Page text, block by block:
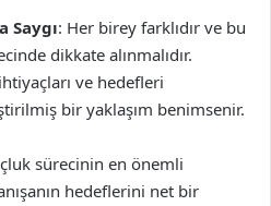
Saygı: Her birey farklıdır ve bu
dikkate alınmalıdır.
ve hedefleri
bir yaklaşım benimsenir.
sürecinin en önemli
hedeflerini net bir